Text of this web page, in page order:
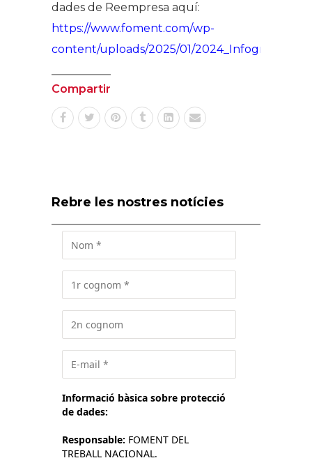
dades de Reempresa aquí:
https://www.foment.com/wp-
content/uploads/2025/01/2024_Infografia
Compartir
Rebre les nostres notícies
Informació bàsica sobre protecció
de dades:
Responsable: FOMENT DEL
TREBALL NACIONAL.